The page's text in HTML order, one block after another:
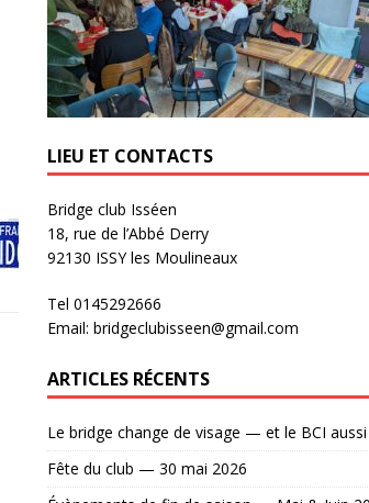
LIEU ET CONTACTS
Bridge club Isséen
18, rue de l’Abbé Derry
92130 ISSY les Moulineaux
Tel 0145292666
Email: bridgeclubisseen@gmail.com
ARTICLES RÉCENTS
Le bridge change de visage — et le BCI aussi
Fête du club — 30 mai 2026